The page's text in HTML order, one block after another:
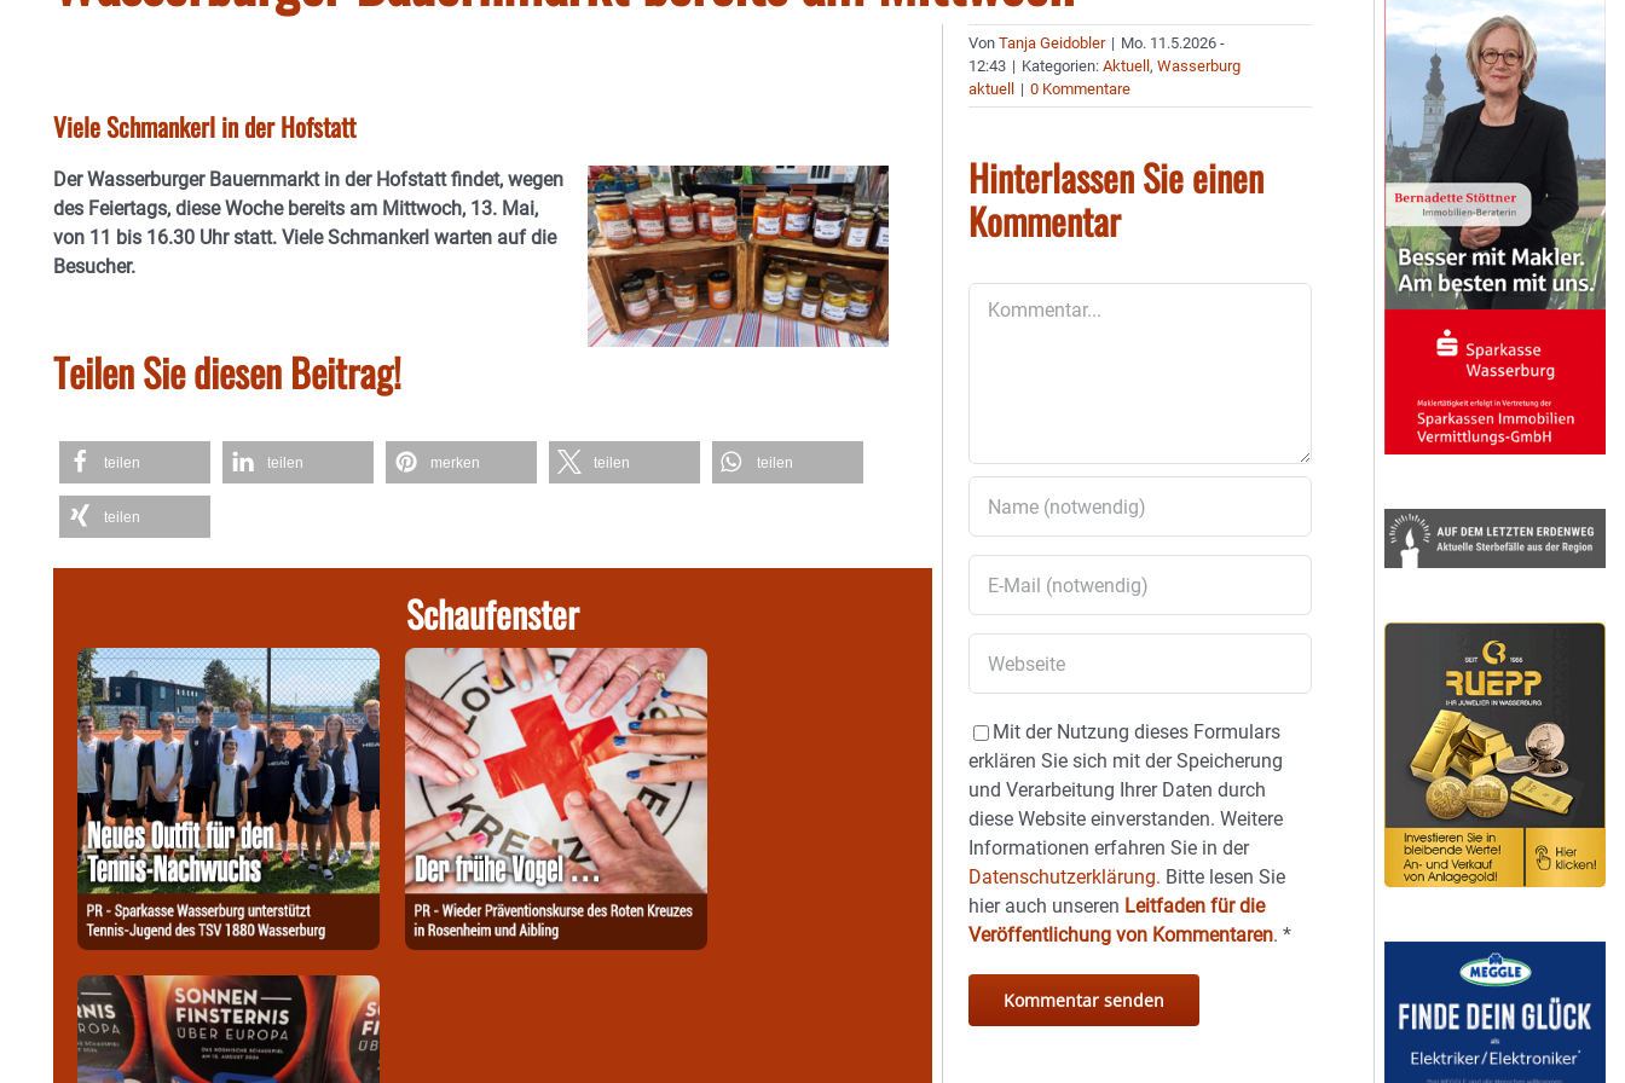
Viele Schmankerl in der Hofstatt
Der Wasserburger Bauernmarkt in der Hofstatt findet, wegen
des Feiertags, diese Woche bereits am Mittwoch, 13. Mai,
von 11 bis 16.30 Uhr statt. Viele Schmankerl warten auf die
Besucher.
Teilen Sie diesen Beitrag!
teilen teilen merken teilen teilen
teilen
Schaufenster
VonTanja Geidobler | Mo. 11.5.2026 -
12:43 | Kategorien:Aktuell,Wasserburg
aktuell
| 0 Kommentare
Hinterlassen Sie einen
Kommentar
Mit der Nutzung dieses Formulars
erklären Sie sich mit der Speicherung
und Verarbeitung Ihrer Daten durch
diese Website einverstanden. Weitere
Informationen erfahren Sie in der
Datenschutzerklärung. Bitte lesen Sie
hier auch unseren Leitfaden für die
Veröffentlichung von Kommentaren.*